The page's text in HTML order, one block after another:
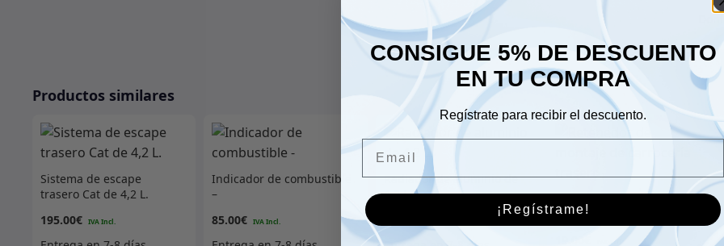
Productos similares
Sistema de escape
trasero Cat de 4,2 L.
195.00€
Indicador de combustible
–
85.00€
Radiador de aluminio de
4,2 L.
Retenedor de montaje de
carrocería trasero
CONSIGUE 5% DE DESCUENTO
EN TU COMPRA
Regístrate para recibir el descuento.
¡Regístrame!